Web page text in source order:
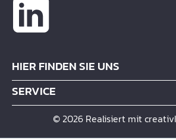
HIER FINDEN SIE UNS
SERVICE
© 2026 Realisiert mit